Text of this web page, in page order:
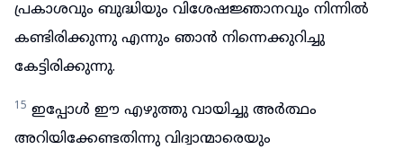
പ്രകാശവും ബുദ്ധിയും വിശേഷജ്ഞാനവും നിന്നിൽ
കണ്ടിരിക്കുന്നു എന്നും ഞാൻ നിന്നെക്കുറിച്ചു
കേട്ടിരിക്കുന്നു.
15 ഇപ്പോൾ ഈ എഴുത്തു വായിച്ചു അർത്ഥം
അറിയിക്കേണ്ടതിന്നു വിദ്വാന്മാരെയും